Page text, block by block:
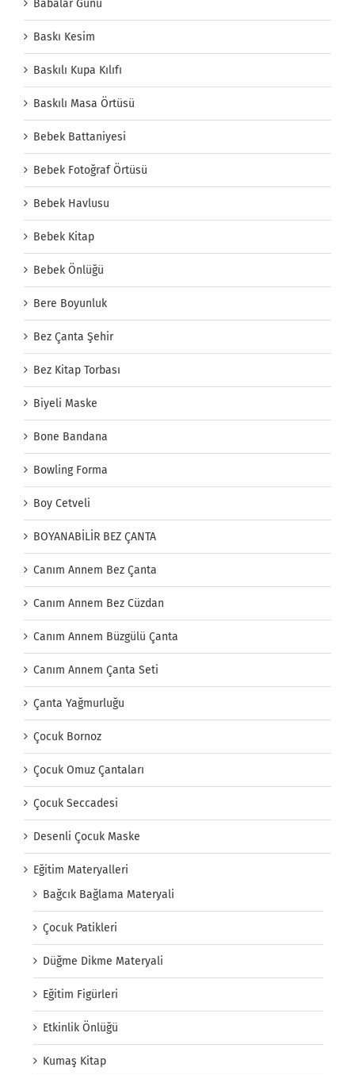
Babalar Günü
Baskı Kesim
Baskılı Kupa Kılıfı
Baskılı Masa Örtüsü
Bebek Battaniyesi
Bebek Fotoğraf Örtüsü
Bebek Havlusu
Bebek Kitap
Bebek Önlüğü
Bere Boyunluk
Bez Çanta Şehir
Bez Kitap Torbası
Biyeli Maske
Bone Bandana
Bowling Forma
Boy Cetveli
BOYANABİLİR BEZ ÇANTA
Canım Annem Bez Çanta
Canım Annem Bez Cüzdan
Canım Annem Büzgülü Çanta
Canım Annem Çanta Seti
Çanta Yağmurluğu
Çocuk Bornoz
Çocuk Omuz Çantaları
Çocuk Seccadesi
Desenli Çocuk Maske
Eğitim Materyalleri
Bağcık Bağlama Materyali
Çocuk Patikleri
Düğme Dikme Materyali
Eğitim Figürleri
Etkinlik Önlüğü
Kumaş Kitap